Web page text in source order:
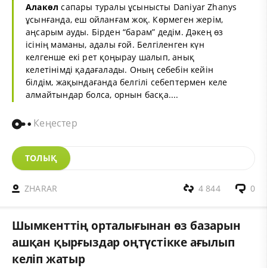
Алакөл сапары туралы ұсынысты Daniyar Zhanys
ұсынғанда, еш ойланғам жоқ. Көрмеген жерім,
аңсарым ауды. Бірден “барам” дедім. Дәкең өз
ісінің маманы, адалы ғой. Белгіленген күн
келгенше екі рет қоңырау шалып, анық
келетінімді қадағалады. Оның себебін кейін
білдім, жақындағанда белгілі себептермен келе
алмайтындар болса, орнын басқа....
Кеңестер
ТОЛЫҚ
ZHARAR 0
4 844
Шымкенттің орталығынан өз базарын
ашқан қырғыздар оңтүстікке ағылып
келіп жатыр